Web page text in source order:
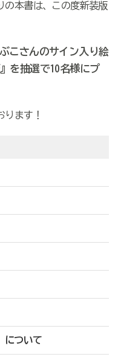
の本書は、この度新装版
こさんのサイン入り絵
を抽選で10名様にプ
ます！
について